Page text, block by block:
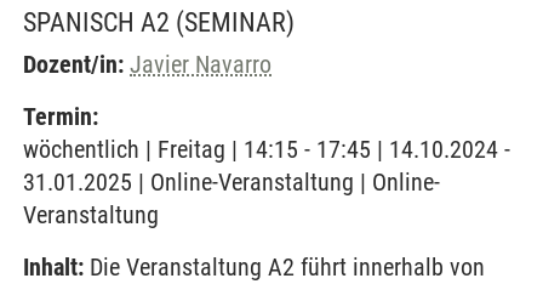
SPANISCH A2 (SEMINAR)
Dozent/in: Javier Navarro
Termin:
wöchentlich | Freitag | 14:15 - 17:45 | 14.10.2024 -
31.01.2025 | Online-Veranstaltung | Online-
Veranstaltung
Inhalt: Die Veranstaltung A2 führt innerhalb von